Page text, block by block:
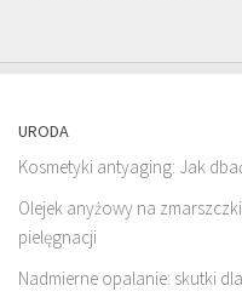
URODA
Kosmetyki antyaging: Jak
Olejek anyżowy na
pielęgnacji
Nadmierne opalanie: skutki